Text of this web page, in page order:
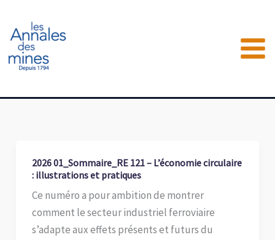
contenu
2026 01_Sommaire_RE 121 – L’économie circulaire
: illustrations et pratiques
Ce numéro a pour ambition de montrer
comment le secteur industriel ferroviaire
s’adapte aux effets présents et futurs du